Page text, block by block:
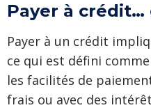
Payer à crédit…
Payer à un crédit
ce qui est défini
les facilités de
frais ou avec des